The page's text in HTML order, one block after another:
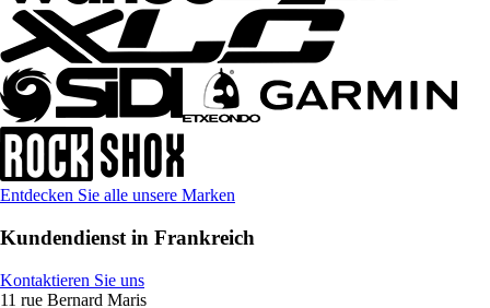
Entdecken Sie alle unsere Marken
Kundendienst in Frankreich
Kontaktieren Sie uns
11 rue Bernard Maris